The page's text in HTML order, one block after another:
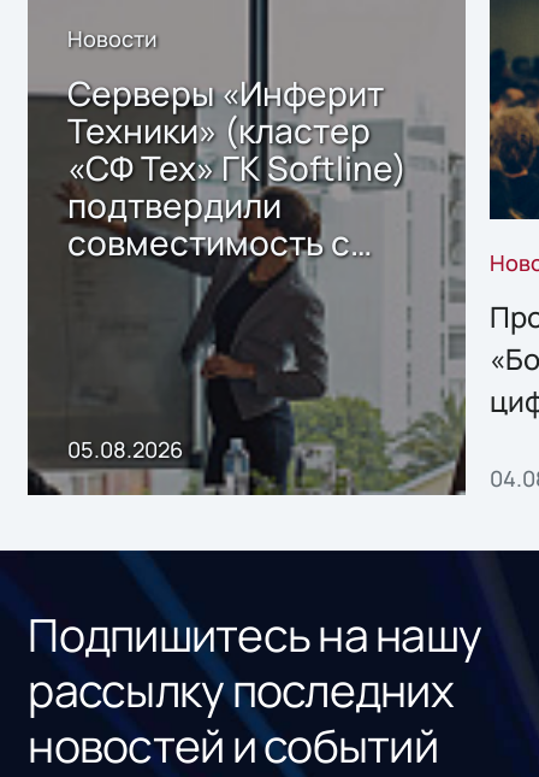
Новости
Серверы «Инферит
Техники» (кластер
«СФ Тех» ГК Softline)
подтвердили
совместимость с
решением Sharx
Storage 2.x для
хранения данных
05.08.2026
Подпишитесь на нашу
рассылку последних
новостей и событий